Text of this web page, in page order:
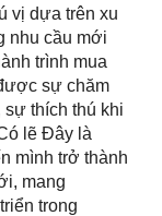
vị dựa trên xu
nhu cầu mới
trình mua
sự chăm
sự thích thú khi
lẽ Đây là
mình trở thành
mang
trong